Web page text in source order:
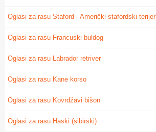
Oglasi za rasu Staford - Američki stafordski terijer
Oglasi za rasu Francuski buldog
Oglasi za rasu Labrador retriver
Oglasi za rasu Kane korso
Oglasi za rasu Kovrdžavi bišon
Oglasi za rasu Haski (sibirski)